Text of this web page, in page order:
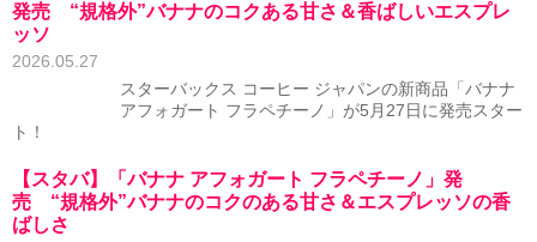
発売 “規格外”バナナのコクある甘さ＆香ばしいエスプレ
ッソ
2026.05.27
スターバックス コーヒー ジャパンの新商品「バナナ
アフォガート フラペチーノ」が5月27日に発売スター
ト！
【スタバ】「バナナ アフォガート フラペチーノ」発
売 “規格外”バナナのコクのある甘さ＆エスプレッソの香
ばしさ